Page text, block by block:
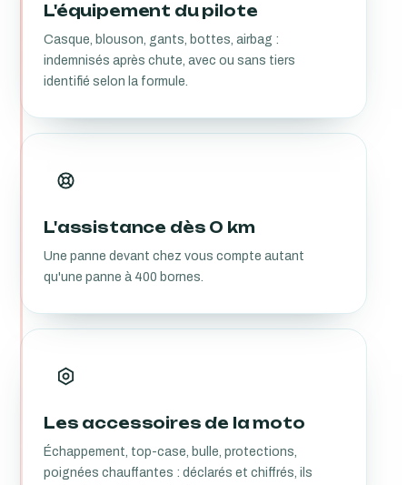
L'équipement du pilote
Casque, blouson, gants, bottes, airbag :
indemnisés après chute, avec ou sans tiers
identifié selon la formule.
L'assistance dès 0 km
Une panne devant chez vous compte autant
qu'une panne à 400 bornes.
Les accessoires de la moto
Échappement, top-case, bulle, protections,
poignées chauffantes : déclarés et chiffrés, ils